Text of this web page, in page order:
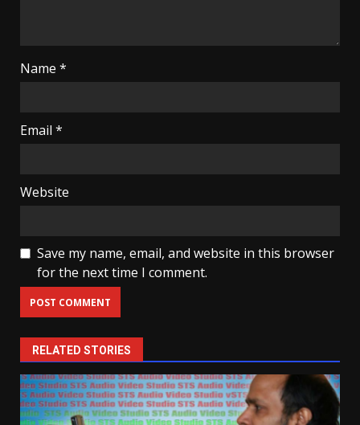
Name *
Email *
Website
Save my name, email, and website in this browser
for the next time I comment.
RELATED STORIES